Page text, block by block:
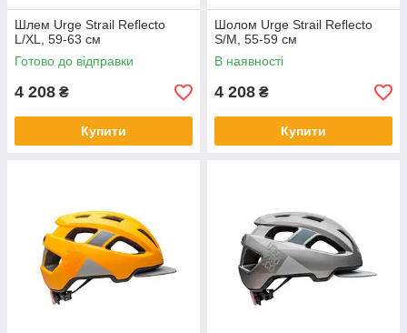
Шлем Urge Strail Reflecto
L/XL, 59-63 см
Готово до відправки
4 208 ₴
Купити
Шолом Urge Strail Reflecto
S/M, 55-59 см
В наявності
4 208 ₴
Купити